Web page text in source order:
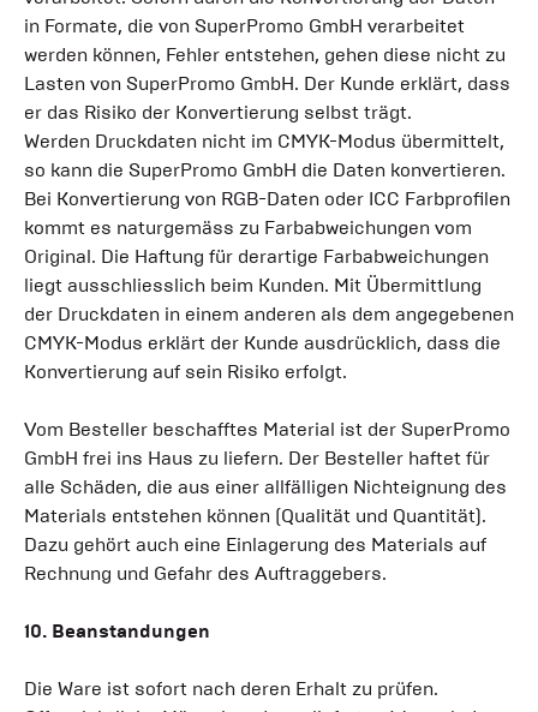
in Formate, die von SuperPromo GmbH verarbeitet
werden können, Fehler entstehen, gehen diese nicht zu
Lasten von SuperPromo GmbH. Der Kunde erklärt, dass
er das Risiko der Konvertierung selbst trägt.
Werden Druckdaten nicht im CMYK-Modus übermittelt,
so kann die SuperPromo GmbH die Daten konvertieren.
Bei Konvertierung von RGB-Daten oder ICC Farbprofilen
kommt es naturgemäss zu Farbabweichungen vom
Original. Die Haftung für derartige Farbabweichungen
liegt ausschliesslich beim Kunden. Mit Übermittlung
der Druckdaten in einem anderen als dem angegebenen
CMYK-Modus erklärt der Kunde ausdrücklich, dass die
Konvertierung auf sein Risiko erfolgt.
Vom Besteller beschafftes Material ist der SuperPromo
GmbH frei ins Haus zu liefern. Der Besteller haftet für
alle Schäden, die aus einer allfälligen Nichteignung des
Materials entstehen können (Qualität und Quantität).
Dazu gehört auch eine Einlagerung des Materials auf
Rechnung und Gefahr des Auftraggebers.
10. Beanstandungen
Die Ware ist sofort nach deren Erhalt zu prüfen.